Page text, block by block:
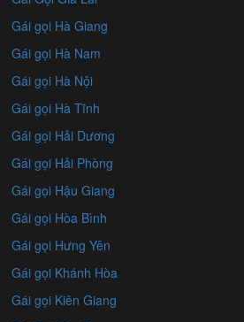
Gái gọi Hà Giang
Gái gọi Hà Nam
Gái gọi Hà Nội
Gái gọi Hà Tĩnh
Gái gọi Hải Dương
Gái gọi Hải Phòng
Gái gọi Hậu Giang
Gái gọi Hòa Bình
Gái gọi Hưng Yên
Gái gọi Khánh Hòa
Gái gọi Kiên Giang